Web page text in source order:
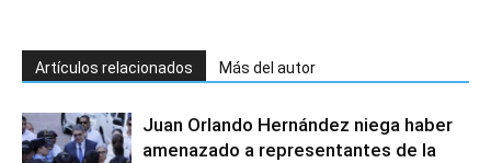
Artículos relacionados Más del autor
Juan Orlando Hernández niega haber
amenazado a representantes de la